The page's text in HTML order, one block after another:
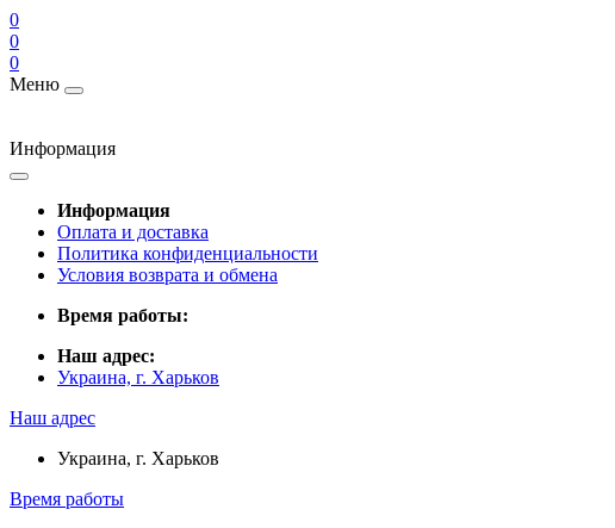
0
0
0
Меню
Информация
Информация
Оплата и доставка
Политика конфиденциальности
Условия возврата и обмена
Время работы:
Наш адрес:
Украина, г. Харьков
Наш адрес
Украина, г. Харьков
Время работы